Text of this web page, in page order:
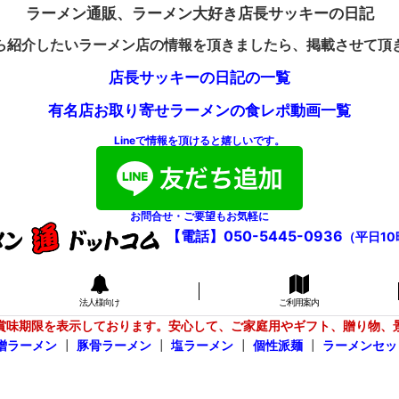
ラーメン通販、ラーメン大好き店長サッキーの日記
紹介したいラーメン店の情報を頂きましたら、掲載させて頂
店長サッキーの日記の一覧
有名店お取り寄せラーメンの食レポ動画一覧
Lineで情報を頂けると嬉しいです。
お問合せ・ご要望もお気軽に
【電話】050-5445-0936 （平日10
法人様向け ご利用案内
期限を表示しております。安心して、ご家庭用やギフト、贈り物、
ラーメン 豚骨ラーメン 塩ラーメン 個性派麺 ラーメンセッ